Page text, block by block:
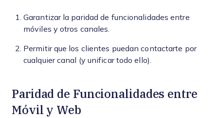
Garantizar la paridad de funcionalidades entre
móviles y otros canales.
Permitir que los clientes puedan contactarte por
cualquier canal (y unificar todo ello).
Paridad de Funcionalidades entre
Móvil y Web